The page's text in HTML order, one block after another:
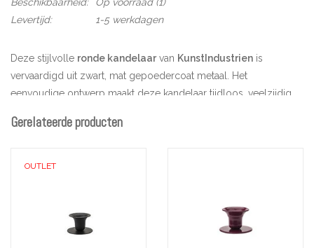
Beschikbaarheid: Op voorraad(1)
Levertijd:
1-5 werkdagen
Deze stijlvolle ronde kandelaar van KunstIndustrien is
vervaardigd uit zwart, mat gepoedercoat metaal. Het
eenvoudige ontwerp maakt deze kandelaar tijdloos, veelzijdig
Minimalistisch & functioneel ontwerp – Past moeiteloos in elk
Zwart mat metaal – Neutraal maar stijlvol en verfijnd
Perfect voor dinerkaarsen – Opening van ca. 2,2 cm
Gerelateerde producten
OUTLET